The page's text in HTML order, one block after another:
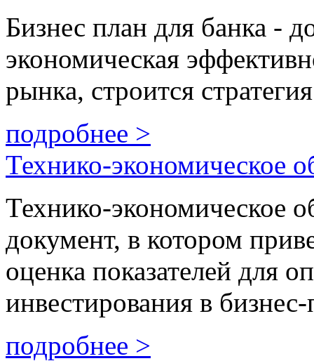
Бизнес план для банка -
экономическая
рынка, строится
подробнее >
Технико-экономическое
Технико-экономическое
документ, в котором
оценка показателей для
инвестирования в бизнес-
подробнее >